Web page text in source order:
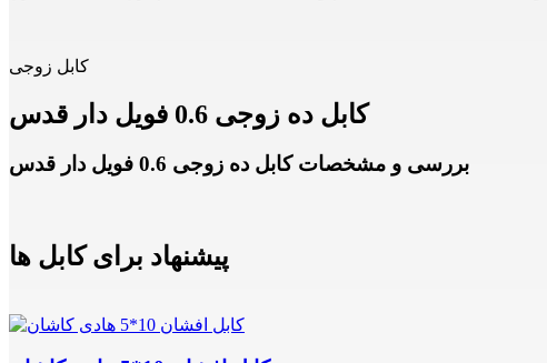
کابل زوجی
کابل ده زوجی 0.6 فویل دار قدس
بررسی و مشخصات کابل ده زوجی 0.6 فویل دار قدس
پیشنهاد برای کابل ها